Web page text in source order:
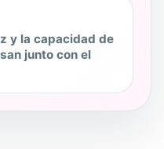
y la capacidad de
junto con el